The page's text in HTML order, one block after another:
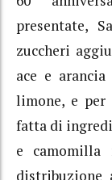
presentate,
zuccheri
ace e
limone, e per
fatta di
e camomilla
distribuzione